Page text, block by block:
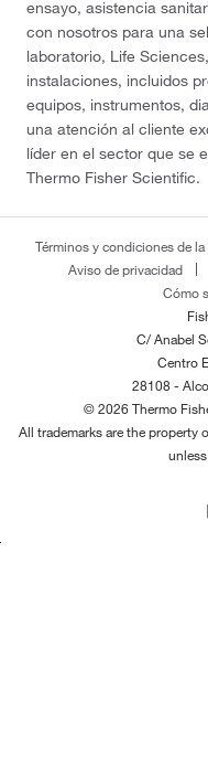
ensayo, asistencia
con nosotros para una
laboratorio, Life
instalaciones, incluidos
equipos, instrumentos,
una atención al cliente
líder en el sector que se
Thermo Fisher Scientific.
Términos y condiciones de la
Aviso de privacidad
Cómo
C/ Anabel
Centro
28108 -
© 2026 Thermo
All trademarks are the property